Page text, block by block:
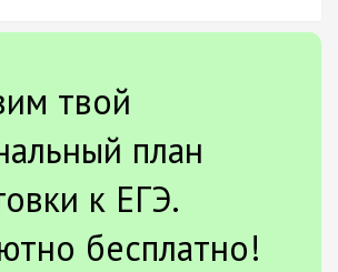
твой
план
к ЕГЭ.
бесплатно!